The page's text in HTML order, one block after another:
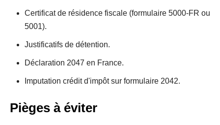
Certificat de résidence fiscale (formulaire 5000-FR ou
5001).
Justificatifs de détention.
Déclaration 2047 en France.
Imputation crédit d'impôt sur formulaire 2042.
Pièges à éviter